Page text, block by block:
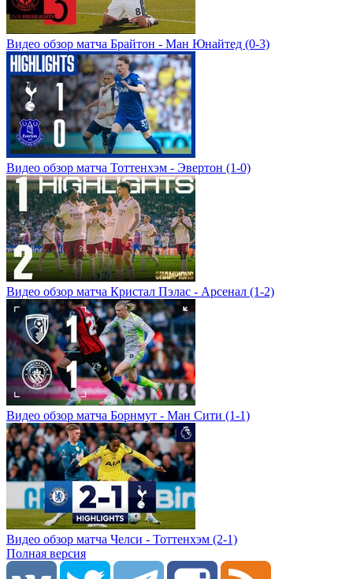
Видео обзор матча Брайтон - Ман Юнайтед (0-3)
Видео обзор матча Тоттенхэм - Эвертон (1-0)
Видео обзор матча Кристал Пэлас - Арсенал (1-2)
Видео обзор матча Борнмут - Ман Сити (1-1)
Видео обзор матча Челси - Тоттенхэм (2-1)
Полная версия